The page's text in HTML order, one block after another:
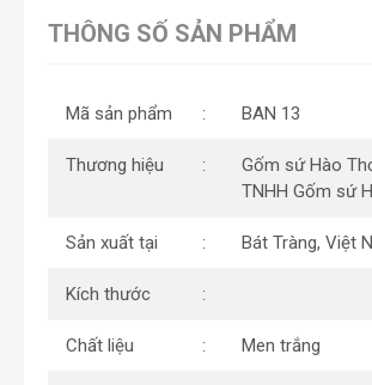
THÔNG SỐ SẢN PHẨM
Mã sản phẩm BAN 13
Thương hiệu
Gốm sứ Hào
TNHH Gốm sứ
Sản xuất tại Bát Tràng, Việt
Kích thước
Chất liệu Men trắng